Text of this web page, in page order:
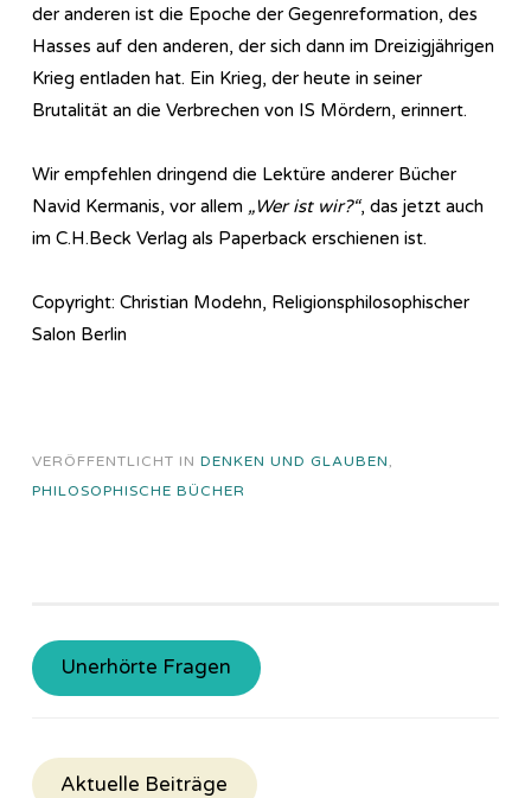
der anderen ist die Epoche der Gegenreformation, des
Hasses auf den anderen, der sich dann im Dreizigjährigen
Krieg entladen hat. Ein Krieg, der heute in seiner
Brutalität an die Verbrechen von IS Mördern, erinnert.
Wir empfehlen dringend die Lektüre anderer Bücher
Navid Kermanis, vor allem „Wer ist wir?“, das jetzt auch
im C.H.Beck Verlag als Paperback erschienen ist.
Copyright: Christian Modehn, Religionsphilosophischer
Salon Berlin
VERÖFFENTLICHT IN DENKEN UND GLAUBEN,
PHILOSOPHISCHE BÜCHER
Unerhörte Fragen
Aktuelle Beiträge